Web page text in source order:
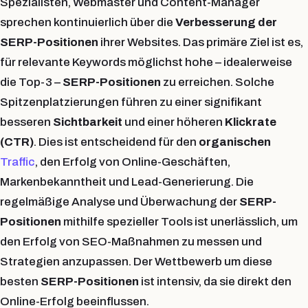
sprechen kontinuierlich über die Verbesserung der
SERP-Positionen ihrer Websites. Das primäre Ziel ist es,
für relevante Keywords möglichst hohe – idealerweise
die Top-3 – SERP-Positionen zu erreichen. Solche
Spitzenplatzierungen führen zu einer signifikant
besseren Sichtbarkeit und einer höheren Klickrate
(CTR). Dies ist entscheidend für den organischen
Traffic, den Erfolg von Online-Geschäften,
Markenbekanntheit und Lead-Generierung. Die
regelmäßige Analyse und Überwachung der SERP-
Positionen mithilfe spezieller Tools ist unerlässlich, um
den Erfolg von SEO-Maßnahmen zu messen und
Strategien anzupassen. Der Wettbewerb um diese
besten SERP-Positionen ist intensiv, da sie direkt den
Online-Erfolg beeinflussen.